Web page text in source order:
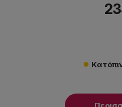
να προκαλέσει η σκόνη. Με